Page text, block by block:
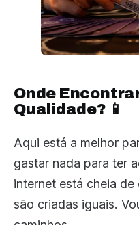
Onde
Qualidade? 📱
Aqui está a melhor
gastar nada para ter
internet está cheia
são criadas iguais.